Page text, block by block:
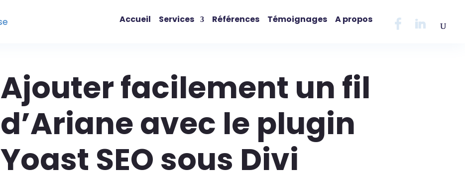
Accueil Services Références Témoignages A propos
Ajouter facilement un fil
d’Ariane avec le plugin
Yoast SEO sous Divi